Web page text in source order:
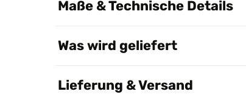
Maße & Technische Details
Was wird geliefert
Lieferung & Versand